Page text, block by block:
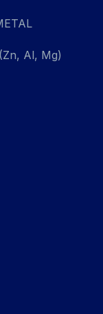
Al, Mg)